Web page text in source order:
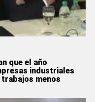
que el año
industriales
menos